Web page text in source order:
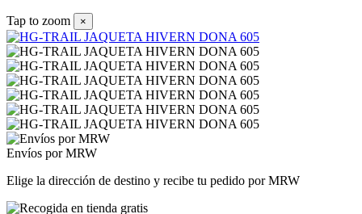
Tap to zoom ×
Envíos por MRW
Elige la dirección de destino y recibe tu pedido por MRW